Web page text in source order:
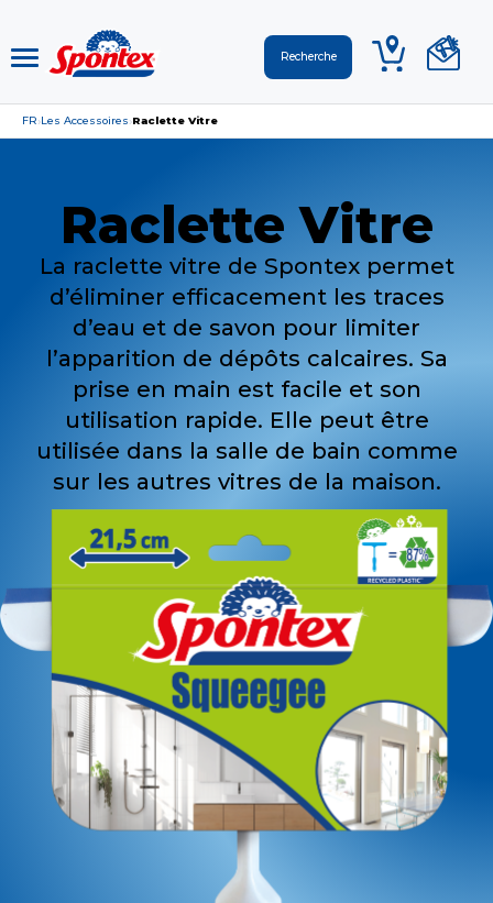
FR›Les Accessoires›Raclette Vitre
Raclette Vitre
La raclette vitre de Spontex permet
d’éliminer efficacement les traces
d’eau et de savon pour limiter
l’apparition de dépôts calcaires. Sa
prise en main est facile et son
utilisation rapide. Elle peut être
utilisée dans la salle de bain comme
sur les autres vitres de la maison.